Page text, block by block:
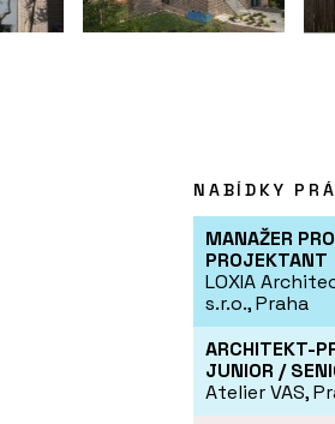
NABÍDKY
MANAŽER
PROJEKTANT
LOXIA
s.r.o., Praha
ARCHITEKT-
JUNIOR /
Atelier VAS,